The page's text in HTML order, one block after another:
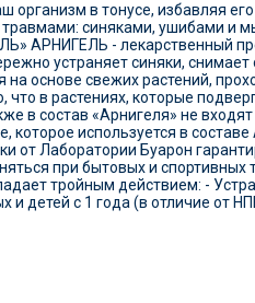
в тонусе, избавляя
синяками, ушибами
АРНИГЕЛЬ - лекарственный
устраняет синяки,
на основе свежих растений,
в растениях, которые
состав «Арнигеля» не
которое используется в
от Лаборатории Буарон
при бытовых и
тройным действием: -
детей с 1 года (в отличие от